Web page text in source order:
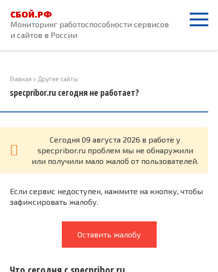
контенту
СБОЙ.РФ
Мониторинг работоспособности сервисов
и сайтов в России
Главная » Другие сайты
specpribor.ru сегодня не работает?
Cегодня 09 августа 2026 в работе у
specpribor.ru проблем мы не обнаружили
или получили мало жалоб от пользователей.
Если сервис недоступен, нажмите на кнопку, чтобы
зафиксировать жалобу.
Оставить жалобу